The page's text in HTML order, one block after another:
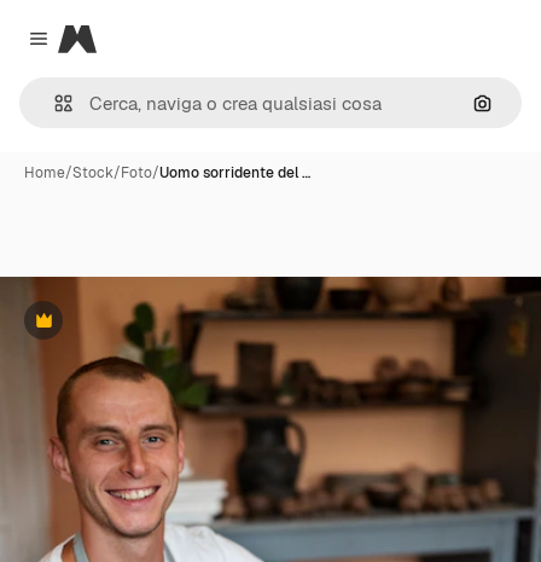
Close menu
Magnific
Cerca
Home/Stock/Foto/Uomo sorridente del …
Premium